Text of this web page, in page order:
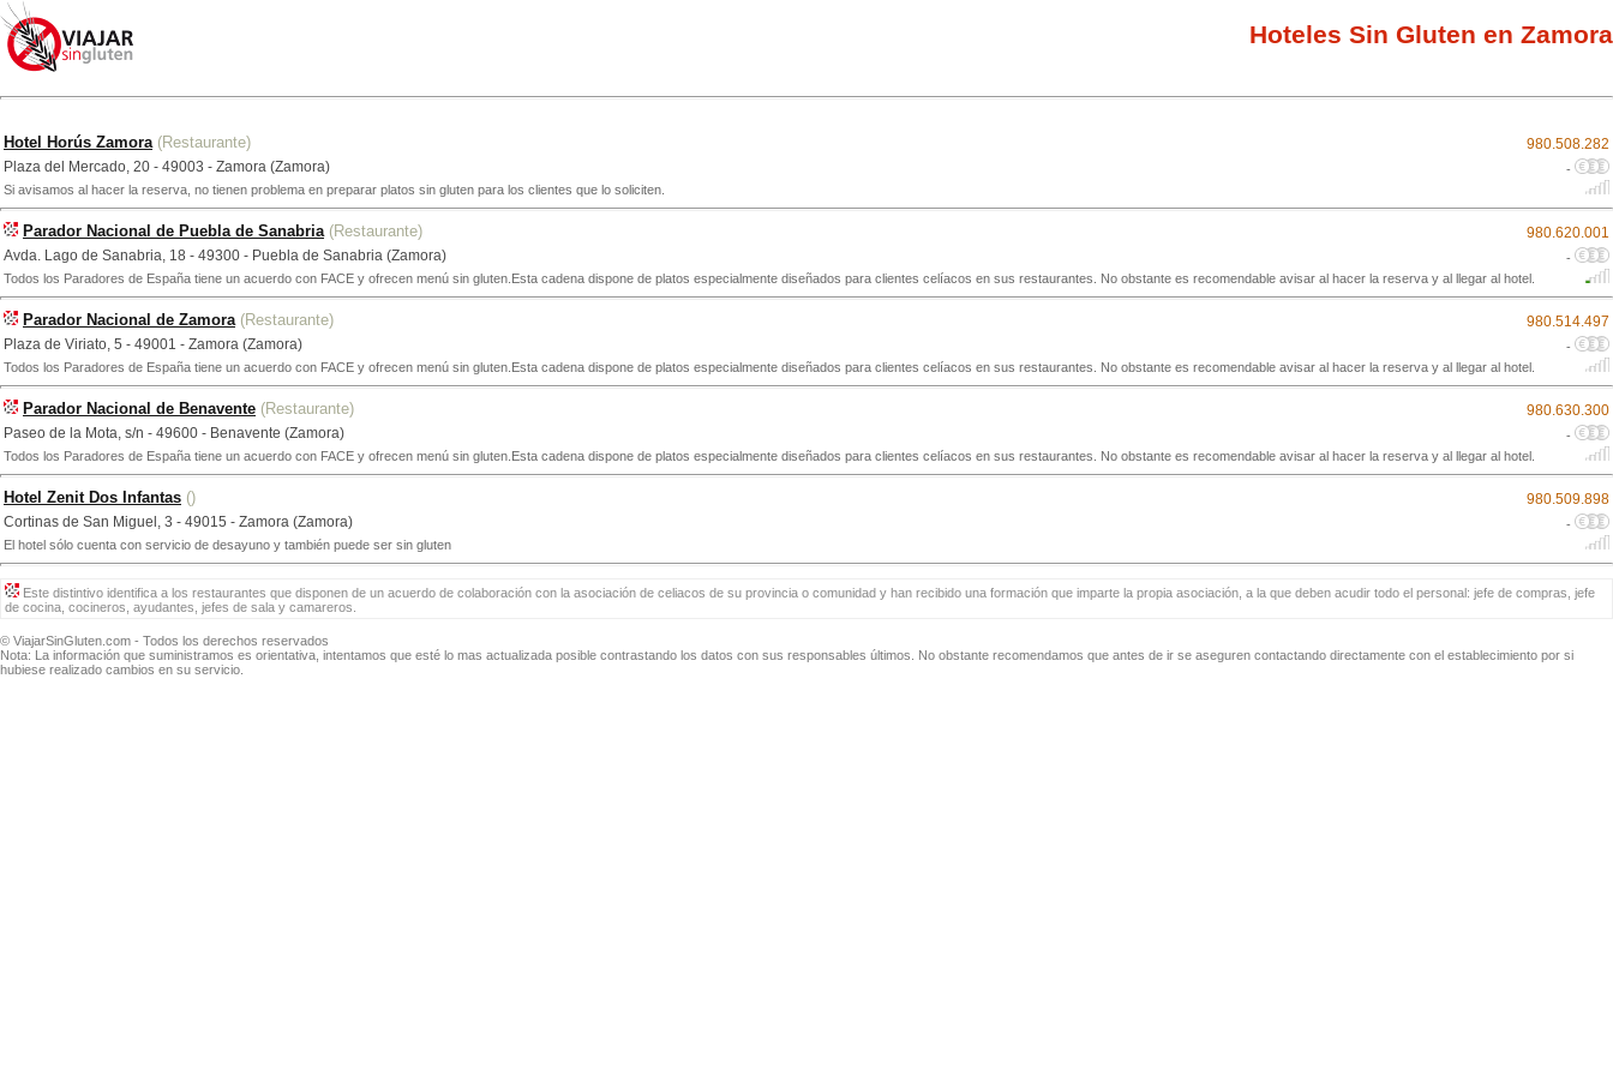
Hoteles Sin Gluten en Zamora
Hotel Horús Zamora (Restaurante)
980.508.282
Plaza del Mercado, 20 - 49003 - Zamora (Zamora)
-
Si avisamos al hacer la reserva, no tienen problema en preparar platos sin gluten para los clientes que lo soliciten.
Parador Nacional de Puebla de Sanabria (Restaurante)
980.620.001
Avda. Lago de Sanabria, 18 - 49300 - Puebla de Sanabria (Zamora)
-
Todos los Paradores de España tiene un acuerdo con FACE y ofrecen menú sin gluten.Esta cadena dispone de platos especialmente diseñados para clientes celíacos en sus restaurantes. No obstante es recomendable avisar al hacer la reserva y al llegar al hotel.
Parador Nacional de Zamora (Restaurante)
980.514.497
Plaza de Viriato, 5 - 49001 - Zamora (Zamora)
-
Todos los Paradores de España tiene un acuerdo con FACE y ofrecen menú sin gluten.Esta cadena dispone de platos especialmente diseñados para clientes celíacos en sus restaurantes. No obstante es recomendable avisar al hacer la reserva y al llegar al hotel.
Parador Nacional de Benavente (Restaurante)
980.630.300
Paseo de la Mota, s/n - 49600 - Benavente (Zamora)
-
Todos los Paradores de España tiene un acuerdo con FACE y ofrecen menú sin gluten.Esta cadena dispone de platos especialmente diseñados para clientes celíacos en sus restaurantes. No obstante es recomendable avisar al hacer la reserva y al llegar al hotel.
Hotel Zenit Dos Infantas ()
980.509.898
Cortinas de San Miguel, 3 - 49015 - Zamora (Zamora)
-
El hotel sólo cuenta con servicio de desayuno y también puede ser sin gluten
Este distintivo identifica a los restaurantes que disponen de un acuerdo de colaboración con la asociación de celiacos de su provincia o comunidad y han recibido una formación que imparte la propia asociación, a la que deben acudir todo el personal: jefe de compras, jefe
de cocina, cocineros, ayudantes, jefes de sala y camareros.
© ViajarSinGluten.com - Todos los derechos reservados
Nota: La información que suministramos es orientativa, intentamos que esté lo mas actualizada posible contrastando los datos con sus responsables últimos. No obstante recomendamos que antes de ir se aseguren contactando directamente con el establecimiento por si
hubiese realizado cambios en su servicio.